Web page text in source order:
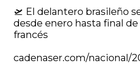
🛫 El delantero brasileño
desde enero hasta final
francés
cadenaser.com/nacional/